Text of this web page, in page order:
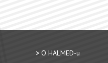
O HALMED-u